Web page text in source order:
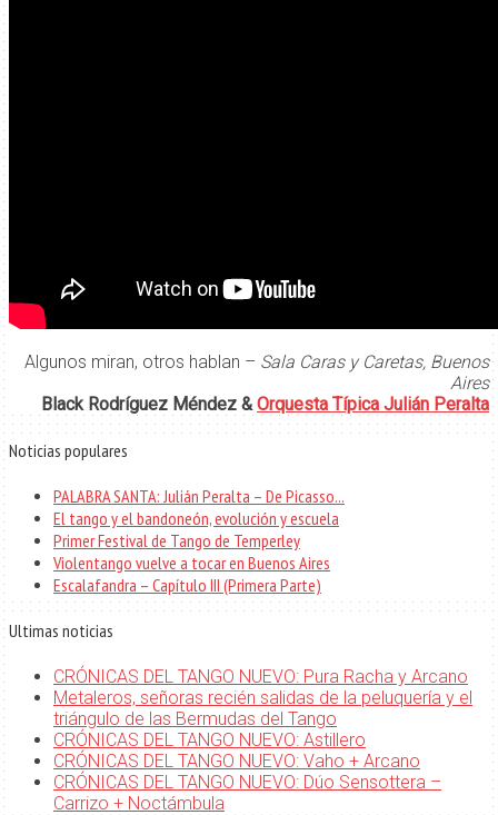
Algunos miran, otros hablan – Sala Caras y Caretas, Buenos
Aires
Black Rodríguez Méndez &Orquesta Típica Julián Peralta
Noticias populares
PALABRA SANTA: Julián Peralta – De Picasso...
El tango y el bandoneón, evolución y escuela
Primer Festival de Tango de Temperley
Violentango vuelve a tocar en Buenos Aires
Escalafandra – Capítulo III (Primera Parte)
Ultimas noticias
CRÓNICAS DEL TANGO NUEVO: Pura Racha y Arcano
Metaleros, señoras recién salidas de la peluquería y el
triángulo de las Bermudas del Tango
CRÓNICAS DEL TANGO NUEVO: Astillero
CRÓNICAS DEL TANGO NUEVO: Vaho + Arcano
CRÓNICAS DEL TANGO NUEVO: Dúo Sensottera –
Carrizo + Noctámbula